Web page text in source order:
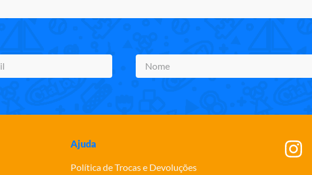
Ajuda
Política de Trocas e Devoluções